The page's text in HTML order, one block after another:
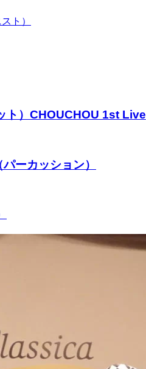
ト）
ト）CHOUCHOU 1st Live
ーカッション）